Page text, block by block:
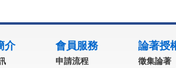
介 會員服務
申請流程
論著授
徵集論著